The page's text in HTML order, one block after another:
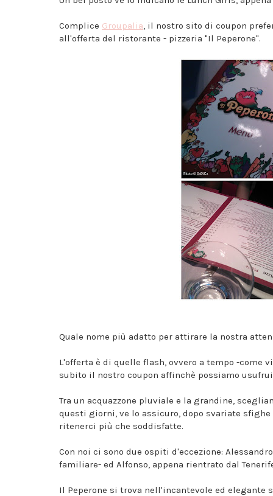
Complice Groupalia, il nostro sito di coupon
all'offerta del ristorante - pizzeria "Il Peperone".
Quale nome più adatto per attirare la nostra
L'offerta è di quelle flash, ovvero a tempo -come
subito il nostro coupon affinchè possiamo
Tra un acquazzone pluviale e la grandine,
questi giorni, ve lo assicuro, dopo svariate
ritenerci più che soddisfatte.
Con noi ci sono due ospiti d'eccezione:
familiare- ed Alfonso, appena rientrato dal
Il Peperone si trova nell'incantevole ed elegante